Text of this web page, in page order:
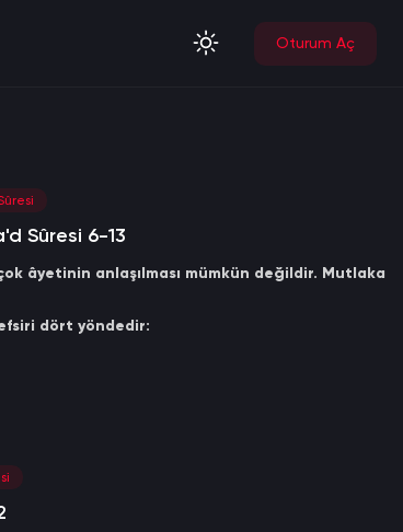
Oturum Aç
Sûresi 6-13
âyetinin anlaşılması mümkün değildir. Mutlaka
dört yöndedir: